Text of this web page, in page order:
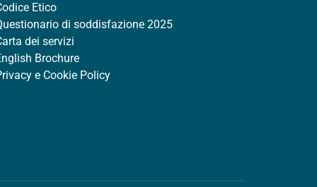
Etico
di soddisfazione 2025
dei servizi
Brochure
e Cookie Policy